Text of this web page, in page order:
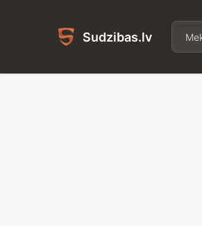
Sudzibas.lv